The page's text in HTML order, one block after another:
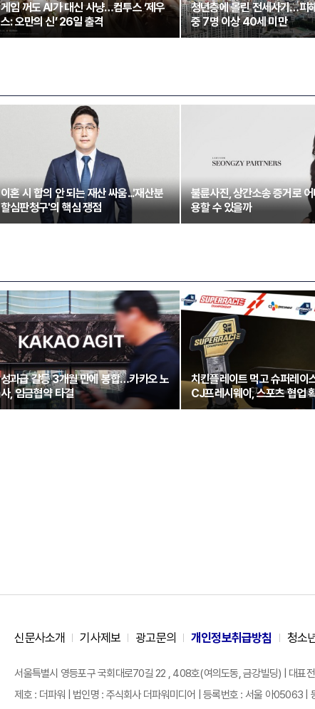
게임 꺼도 AI가 대신 사냥…컴투스 ‘제우
스: 오만의 신’ 26일 출격
청년층에 몰린 전세사기…피
중 7명 이상 40세 미만
이혼 시 합의 안 되는 재산 싸움...'재산분
할심판청구'의 핵심 쟁점
불륜사진, 상간소송 증거로
용할 수 있을까
성과급 갈등 3개월 만에 봉합…카카오 노
사, 임금협약 타결
치킨플레이트 먹고 슈퍼레이
CJ프레시웨이, 스포츠 협업
신문사소개 기사제보 광고문의 개인정보취급방침 청소
서울특별시 영등포구 국회대로70길 22 , 408호(여의도동, 금강빌딩) | 대
제호 : 더파워 | 법인명 : 주식회사 더파워미디어 | 등록번호 : 서울 아05063